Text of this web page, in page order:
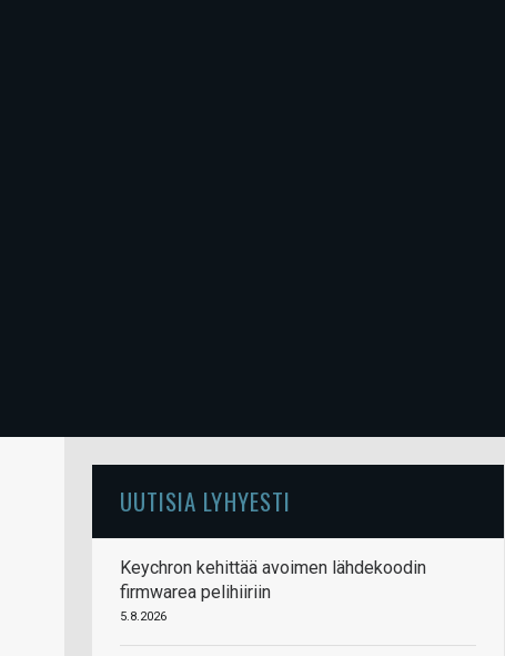
UUTISIA LYHYESTI
Keychron kehittää avoimen lähdekoodin
firmwarea pelihiiriin
5.8.2026